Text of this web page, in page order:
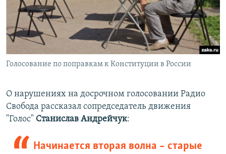
Голосование по поправкам к Конституции в России
О нарушениях на досрочном голосовании Радио
Свобода рассказал сопредседатель движения
"Голос" Станислав Андрейчук:
Начинается вторая волна – старые